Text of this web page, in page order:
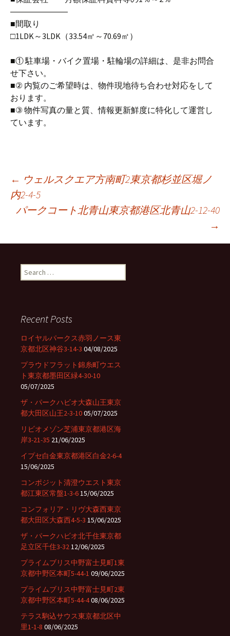
―――――――
■間取り
□1LDK～3LDK（33.54㎡～70.69㎡）
■① 駐車場・バイク置場・駐輪場の詳細は、是非お問合
せ下さい。
■② 内覧のご希望時は、物件現地待ち合わせ対応をして
おります。
■③ 物件写真の量と質、情報更新鮮度に特化して運営し
ています。
Post
navigation
← ウェルスクエア方南町2東京都杉並区堀ノ
内2-4-5
パークコート北青山東京都港区北青山2-12-40
→
e
h
f
o
:
Recent Posts
ロイヤルパークス赤羽ノース東
京都北区神谷3-14-3 04/08/2025
プラウドフラット錦糸町ウエス
ト東京都墨田区緑4-30-10
05/07/2025
ザ・パークハビオ大森山王東京
都大田区山王2-3-1005/07/2025
リビオメゾン芝浦東京都港区海
岸3-21-35 21/06/2025
イプセ白金東京都港区白金2-6-4
15/06/2025
コンポジット清澄ウエスト東京
都江東区常盤1-3-615/06/2025
コンフォリア・リヴ大森西東京
都大田区大森西4-5-3 15/06/2025
ザ・パークハビオ北千住東京都
足立区千住3-3212/06/2025
プライムブリス中野富士見町1東
京都中野区本町5-44-1 09/06/2025
プライムブリス中野富士見町2東
京都中野区本町5-44-408/06/2025
テラス駒込サウス東京都北区中
里1-1-8 08/06/2025